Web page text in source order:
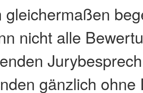
gleichermaßen
nicht alle
gänzlich ohne